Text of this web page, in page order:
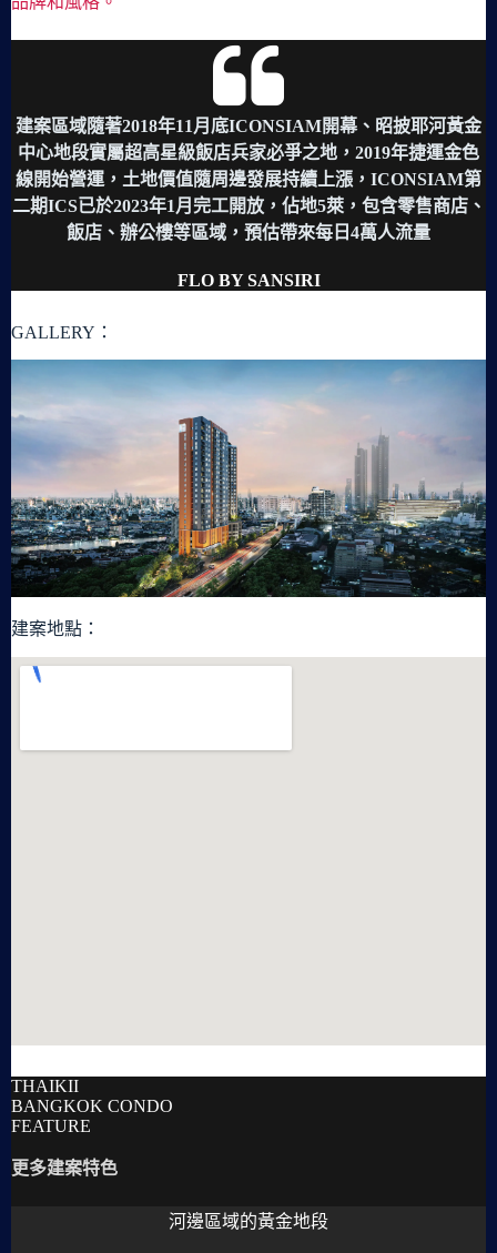
建案區域隨著2018年11月底ICONSIAM開幕、昭披耶河黃金
中心地段實屬超高星級飯店兵家必爭之地，2019年捷運金色
線開始營運，土地價值隨周邊發展持續上漲，ICONSIAM第
二期ICS已於2023年1月完工開放，佔地5萊，包含零售商店、
飯店、辦公樓等區域，預估帶來每日4萬人流量
FLO BY SANSIRI
GALLERY：
建案地點：
THAIKII
BANGKOK CONDO
FEATURE
更多建案特色
河邊區域的黃金地段